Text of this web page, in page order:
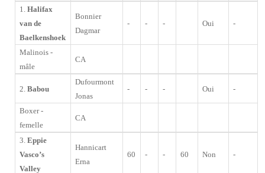
1.Halifax
van de
Baelkenshoek
Bonnier
Dagmar
- - - Oui -
Malinois -
mâle
CA
2.Babou
Dufourmont
Jonas
- - - Oui -
Boxer -
femelle
CA
3.Eppie
Vasco’s
Valley
Hannicart
Erna
60 - - 60 Non -